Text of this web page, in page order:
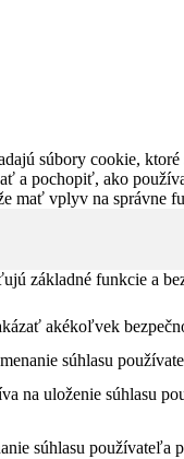
súbory cookie,
a pochopiť, ako
mať vplyv na správne
základné funkcie a
akékoľvek
súhlasu
na uloženie súhlasu
súhlasu používateľa